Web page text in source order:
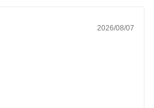
2026/08/07